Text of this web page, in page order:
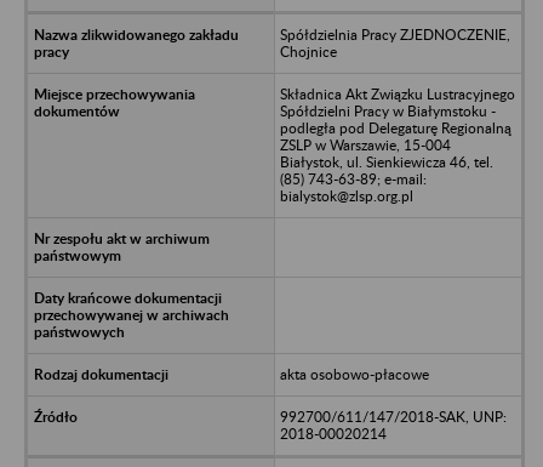
Spółdzielnia Pracy ZJEDNOCZENIE,
Chojnice
Składnica Akt Związku Lustracyjnego
Spółdzielni Pracy w Białymstoku -
podległa pod Delegaturę Regionalną
ZSLP w Warszawie, 15-004
Białystok, ul. Sienkiewicza 46, tel.
(85) 743-63-89; e-mail:
bialystok@zlsp.org.pl
akta osobowo-płacowe
992700/611/147/2018-SAK, UNP:
2018-00020214